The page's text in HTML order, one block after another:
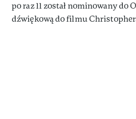
po raz 11 został nominowany do
dźwiękową do filmu